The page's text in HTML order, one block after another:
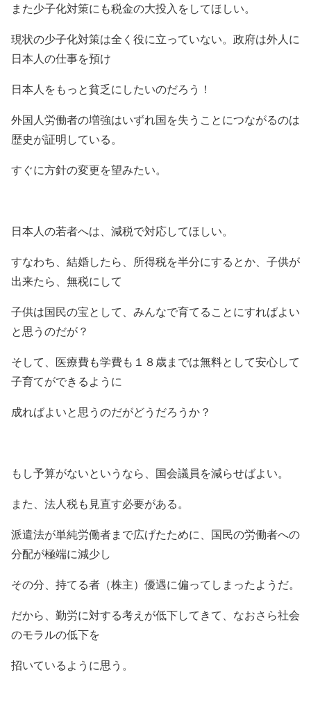
また少子化対策にも税金の大投入をしてほしい。
現状の少子化対策は全く役に立っていない。政府は外人に
日本人の仕事を預け
日本人をもっと貧乏にしたいのだろう！
外国人労働者の増強はいずれ国を失うことにつながるのは
歴史が証明している。
すぐに方針の変更を望みたい。
日本人の若者へは、減税で対応してほしい。
すなわち、結婚したら、所得税を半分にするとか、子供が
出来たら、無税にして
子供は国民の宝として、みんなで育てることにすればよい
と思うのだが？
そして、医療費も学費も１８歳までは無料として安心して
子育てができるように
成ればよいと思うのだがどうだろうか？
もし予算がないというなら、国会議員を減らせばよい。
また、法人税も見直す必要がある。
派遣法が単純労働者まで広げたために、国民の労働者への
分配が極端に減少し
その分、持てる者（株主）優遇に偏ってしまったようだ。
だから、勤労に対する考えが低下してきて、なおさら社会
のモラルの低下を
招いているように思う。